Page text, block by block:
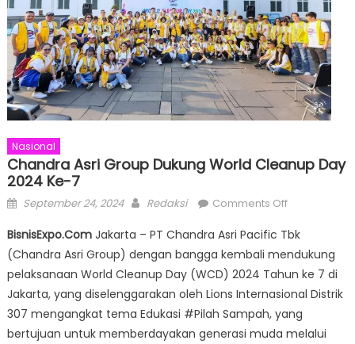
Nasional
Chandra Asri Group Dukung World Cleanup Day
2024 Ke-7
Posted
September 24, 2024 Author
Redaksi Comments Offon
Asri
Group
Dukung
World
Cleanup
Day
BisnisExpo.ComJakarta – PT Chandra Asri Pacific Tbk
(Chandra Asri Group) dengan bangga kembali mendukung
pelaksanaan World Cleanup Day (WCD) 2024 Tahun ke 7 di
Jakarta, yang diselenggarakan oleh Lions Internasional Distrik
307 mengangkat tema Edukasi #Pilah Sampah, yang
bertujuan untuk memberdayakan generasi muda melalui